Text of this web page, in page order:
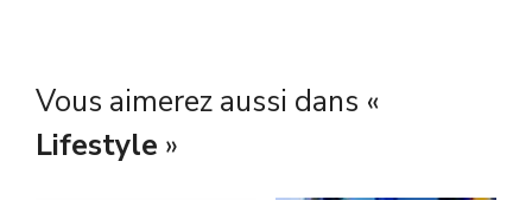
Vous aimerez aussi dans «
Lifestyle »